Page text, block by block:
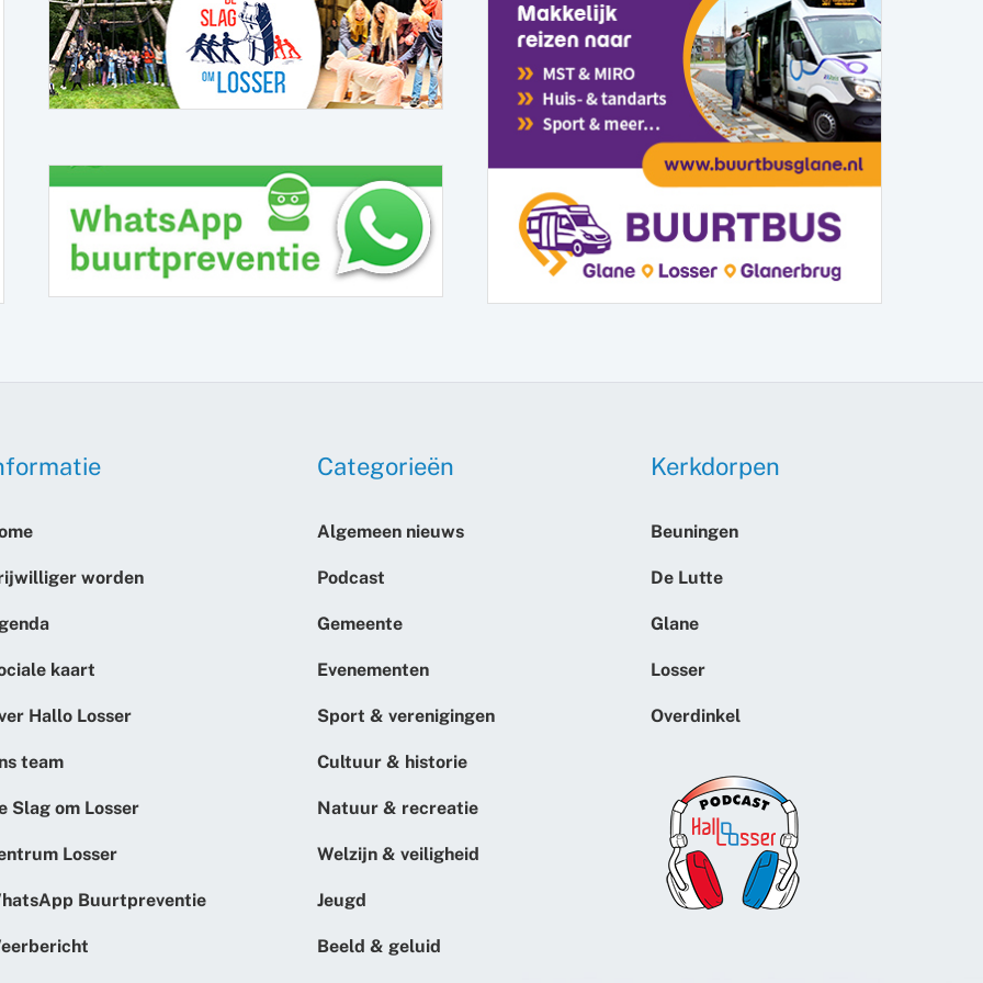
worden
kaart
Hallo Losser
team
Slag om Losser
Losser
Buurtpreventie
Categorieën
Algemeen nieuws
Podcast
Gemeente
Evenementen
Sport & verenigingen
Cultuur & historie
Natuur & recreatie
Welzijn & veiligheid
Jeugd
Beeld & geluid
Kerkdorpen
Beuningen
De Lutte
Glane
Losser
Overdinkel